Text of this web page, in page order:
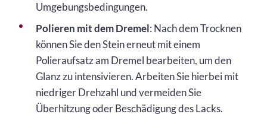
Umgebungsbedingungen.
Polieren mit dem Dremel: Nach dem Trocknen
können Sie den Stein erneut mit einem
Polieraufsatz am Dremel bearbeiten, um den
Glanz zu intensivieren. Arbeiten Sie hierbei mit
niedriger Drehzahl und vermeiden Sie
Überhitzung oder Beschädigung des Lacks.